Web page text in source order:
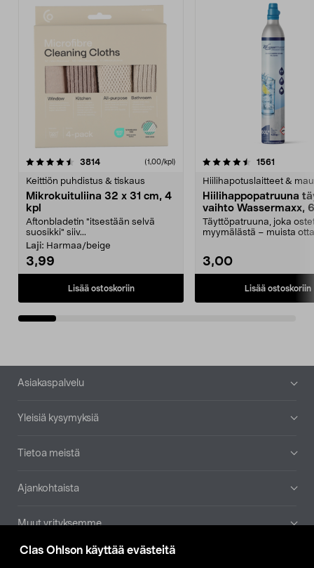
Clas Ohlson käyttää evästeitä
3814arvostelut (1,00/kpl)
Keittiön puhdistus & tiskaus
Mikrokuituliina 32 x 31 cm, 4
kpl
Aftonbladetin "itsestään selvä
suosikki" siiv...
Laji: Harmaa/beige
3,99
Lisää ostoskoriin
4.5viidestä
1561
Hiilihapotuslaitteet &
Hiilihappopatruuna
vaihto Wassermaxx,
Täyttöpatruuna, joka
myymälästä – muista
3,00
Lisää ostoskoriin
4.5viidestä
Alatunniste
Asiakaspalvelu
Yleisiä kysymyksiä
Tietoa meistä
Ajankohtaista
Muut yrityksemme
Etsi myymälä